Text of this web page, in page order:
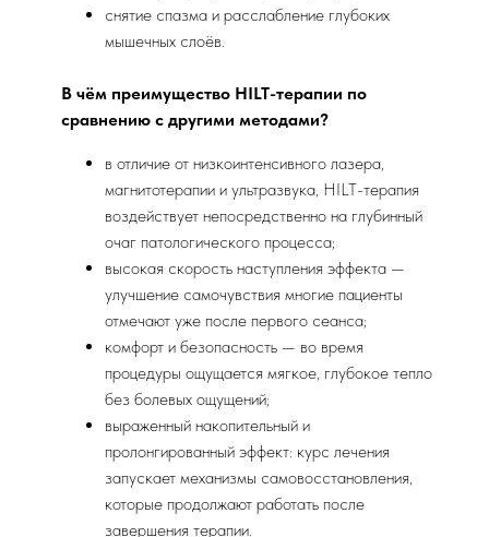
снятие спазма и расслабление глубоких
мышечных слоёв.
В чём преимущество HILT-терапии по
сравнению с другими методами?
в отличие от низкоинтенсивного лазера,
магнитотерапии и ультразвука, HILT-терапия
воздействует непосредственно на глубинный
очаг патологического процесса;
высокая скорость наступления эффекта —
улучшение самочувствия многие пациенты
отмечают уже после первого сеанса;
комфорт и безопасность — во время
процедуры ощущается мягкое, глубокое тепло
без болевых ощущений;
выраженный накопительный и
пролонгированный эффект: курс лечения
запускает механизмы самовосстановления,
которые продолжают работать после
завершения терапии.